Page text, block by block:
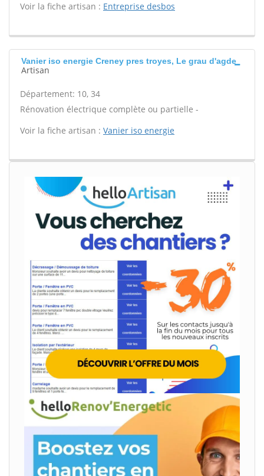
Voir la fiche artisan : Entreprise desbos
Vanier iso energie Creney pres troyes, Le grau d'agde
Artisan
Département: 10, 34
Rénovation électrique complète ou partielle -
Voir la fiche artisan : Vanier iso energie